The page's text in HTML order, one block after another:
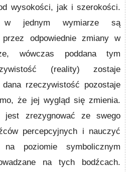
wysokości, jak i szerokości.
jednym wymia­rze są
przez odpowiednie zmiany w
wówczas poddana tym
(reality) zostaje
rzeczywistość pozostaje
że jej wygląd się zmie­nia.
jest zrezygnować ze swego
percepcyjnych i nauczyć
poziomie symbolicznym
na tych bodź­cach.